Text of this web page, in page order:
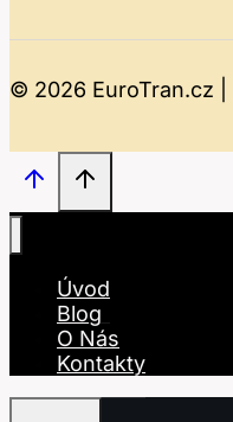
© 2026 EuroTran.cz |
Úvod
Blog
O Nás
Kontakty